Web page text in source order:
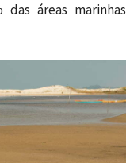
das áreas marinhas